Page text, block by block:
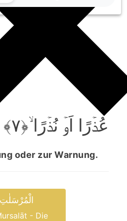
عُذۡرًا اَوۡ نُذۡرًا ۙ﴿۷﴾
oder zur Warnung.
الْمُرْسَلٰتِ
- Die